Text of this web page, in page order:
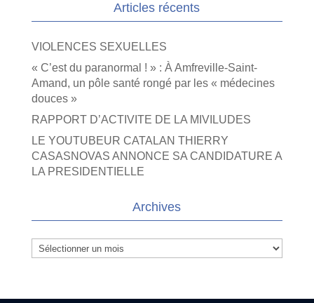
Articles récents
VIOLENCES SEXUELLES
« C’est du paranormal ! » : À Amfreville-Saint-
Amand, un pôle santé rongé par les « médecines
douces »
RAPPORT D’ACTIVITE DE LA MIVILUDES
LE YOUTUBEUR CATALAN THIERRY
CASASNOVAS ANNONCE SA CANDIDATURE A
LA PRESIDENTIELLE
Archives
Archives